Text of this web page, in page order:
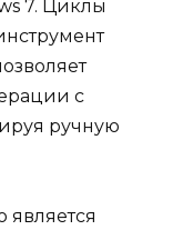
7. Циклы
с
ручную
является